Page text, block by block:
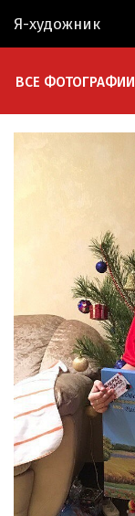
Я-художник
ВСЕ ФОТОГРАФИИ